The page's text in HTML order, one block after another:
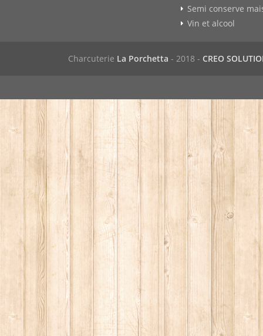
Semi conserve
Vin et alcool
Charcuterie La Porchetta - 2018 - CREO